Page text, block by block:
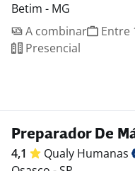
Betim - MG
A combinar
Entre
Presencial
Preparador De
4,1 Qualy Humanas